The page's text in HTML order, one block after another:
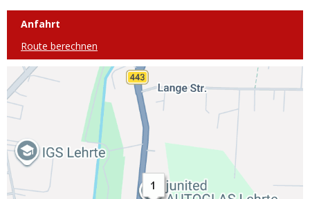
Anfahrt
Route berechnen